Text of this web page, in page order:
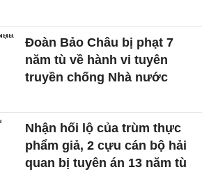
Đoàn Bảo Châu bị phạt 7
năm tù về hành vi tuyên
truyền chống Nhà nước
Nhận hối lộ của trùm thực
phẩm giả, 2 cựu cán bộ hải
quan bị tuyên án 13 năm tù